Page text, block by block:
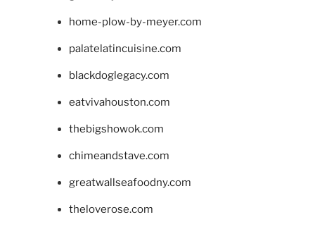
home-plow-by-meyer.com
palatelatincuisine.com
blackdoglegacy.com
eatvivahouston.com
thebigshowok.com
chimeandstave.com
greatwallseafoodny.com
theloverose.com